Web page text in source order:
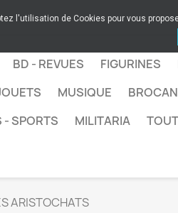
BD - REVUES FIGURINES
MUSIQUE
- SPORTS
MILITARIA
ARISTOCHATS
l'utilisation de Cookies pour vous